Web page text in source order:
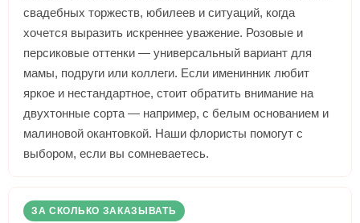
свадебных торжеств, юбилеев и ситуаций, когда
хочется выразить искреннее уважение. Розовые и
персиковые оттенки — универсальный вариант для
мамы, подруги или коллеги. Если именинник любит
яркое и нестандартное, стоит обратить внимание на
двухтонные сорта — например, с белым основанием и
малиновой окантовкой. Наши флористы помогут с
выбором, если вы сомневаетесь.
ЗА СКОЛЬКО ЗАКАЗЫВАТЬ